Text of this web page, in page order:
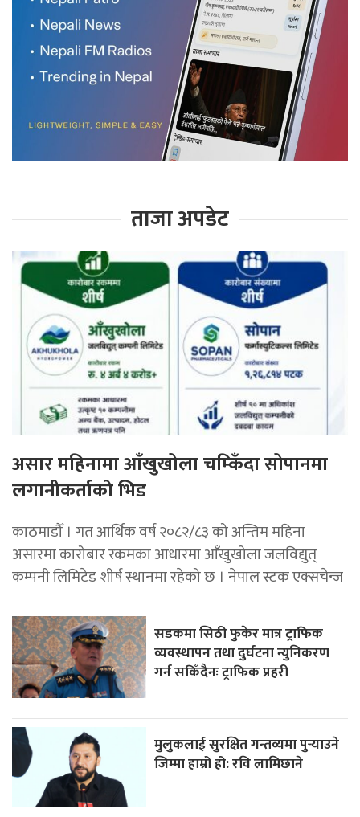
ताजा अपडेट
असार महिनामा आँखुखोला चम्किँदा सोपानमा
लगानीकर्ताको भिड
काठमाडौँ । गत आर्थिक वर्ष २०८२/८३ को अन्तिम महिना
असारमा कारोबार रकमका आधारमा आँखुखोला जलविद्युत्
कम्पनी लिमिटेड शीर्ष स्थानमा रहेको छ । नेपाल स्टक एक्सचेन्ज
सडकमा सिठी फुकेर मात्र ट्राफिक
व्यवस्थापन तथा दुर्घटना न्युनिकरण
गर्न सकिँदैनः ट्राफिक प्रहरी
मुलुकलाई सुरक्षित गन्तव्यमा पुर्‍याउने
जिम्मा हाम्रो हो: रवि लामिछाने